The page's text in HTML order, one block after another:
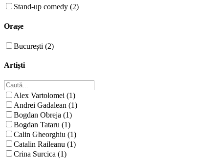
Stand-up comedy (2)
Orașe
București (2)
Artiști
Alex Vartolomei (1)
Andrei Gadalean (1)
Bogdan Obreja (1)
Bogdan Tataru (1)
Calin Gheorghiu (1)
Catalin Raileanu (1)
Crina Surcica (1)